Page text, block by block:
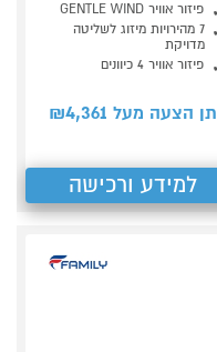
פיזור אוויר GENTLE WIND
7 מהירויות מיזוג לשליטה
מדויקת
פיזור אוויר 4 כיוונים
תן הצעה מעל ₪ 4,361
למידע ורכישה